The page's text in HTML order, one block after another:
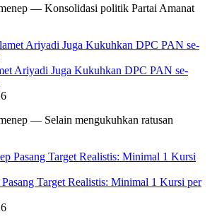
— Konsolidasi politik Partai Amanat
Ariyadi Juga Kukuhkan DPC PAN se-
— Selain mengukuhkan ratusan
Target Realistis: Minimal 1 Kursi per